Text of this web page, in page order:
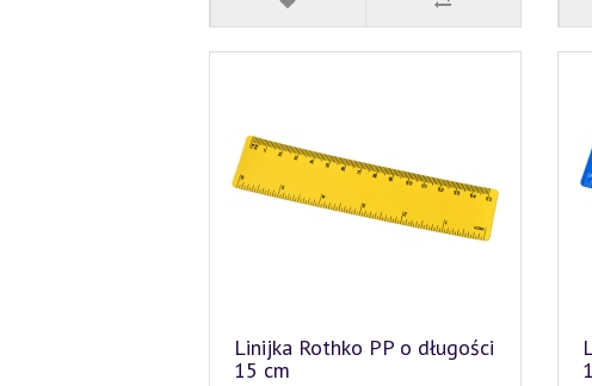
Linijka Rothko PP o długości
15 cm